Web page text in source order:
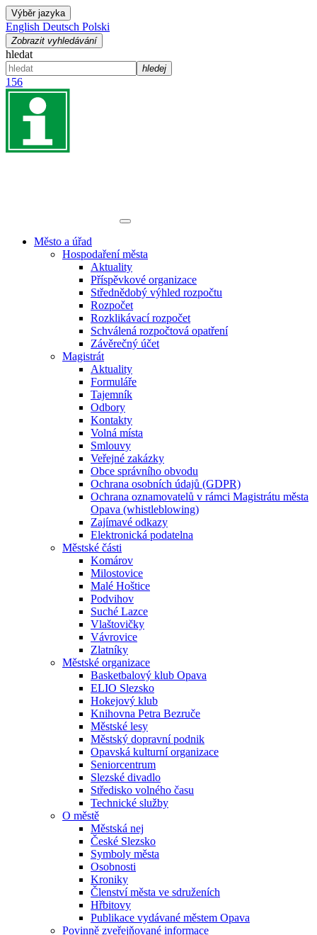
Výběr jazyka
English Deutsch Polski
Zobrazit vyhledávání
hledat
hledej
156
Město a úřad
Hospodaření města
Aktuality
Příspěvkové organizace
Střednědobý výhled rozpočtu
Rozpočet
Rozklikávací rozpočet
Schválená rozpočtová opatření
Závěrečný účet
Magistrát
Aktuality
Formuláře
Tajemník
Odbory
Kontakty
Volná místa
Smlouvy
Veřejné zakázky
Obce správního obvodu
Ochrana osobních údajů (GDPR)
Ochrana oznamovatelů v rámci Magistrátu města
Opava (whistleblowing)
Zajímavé odkazy
Elektronická podatelna
Městské části
Komárov
Milostovice
Malé Hoštice
Podvihov
Suché Lazce
Vlaštovičky
Vávrovice
Zlatníky
Městské organizace
Basketbalový klub Opava
ELIO Slezsko
Hokejový klub
Knihovna Petra Bezruče
Městské lesy
Městský dopravní podnik
Opavská kulturní organizace
Seniorcentrum
Slezské divadlo
Středisko volného času
Technické služby
O městě
Městská nej
České Slezsko
Symboly města
Osobnosti
Kroniky
Členství města ve sdruženích
Hřbitovy
Publikace vydávané městem Opava
Povinně zveřejňované informace